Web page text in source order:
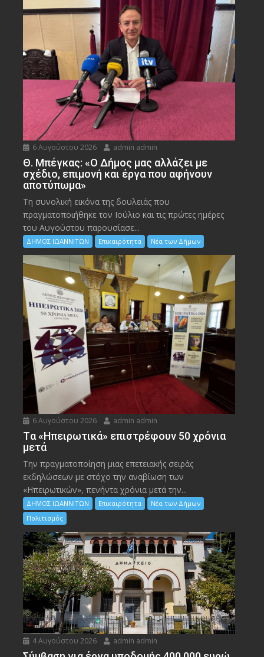
6 Αυγούστου 2026 admin admin
Θ. Μπέγκας: «Ο Δήμος μας αλλάζει με
σχέδιο, επιμονή και έργα που αφήνουν
αποτύπωμα»
Τη συνολική εικόνα της δουλειάς που
πραγματοποιήθηκε τον Ιούλιο και τις πρώτες ημέρες
του Αυγούστου παρουσίασε...
ΔΗΜΟΣ ΙΩΑΝΝΙΤΩΝ Επικαιρότητα Νέα των Δήμων
6 Αυγούστου 2026 admin admin
Tα «Ηπειρωτικά» επιστρέφουν 50 χρόνια
μετά
Την πραγματοποίηση μιας επετειακής σειράς
εκδηλώσεων με στόχο την αναβίωση των
«Ηπειρωτικών», πενήντα χρόνια μετά την...
ΔΗΜΟΣ ΙΩΑΝΝΙΤΩΝ Επικαιρότητα
Νέα των Δήμων
Πολιτισμός
4 Αυγούστου 2026 admin admin